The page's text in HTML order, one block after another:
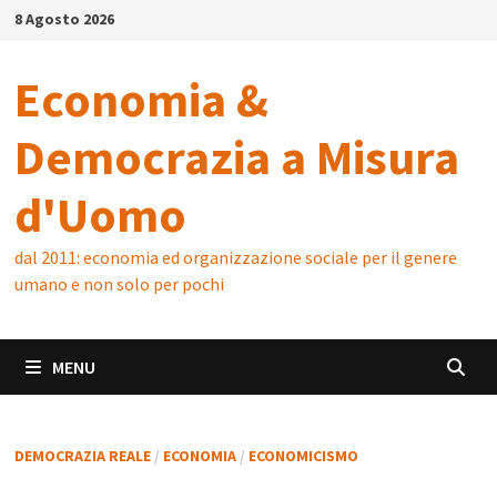
Skip8 Agosto 2026
Economia &
Democrazia a Misura
d'Uomo
dal 2011: economia ed organizzazione sociale per il genere
umano e non solo per pochi
MENU
DEMOCRAZIA REALE/ ECONOMIA/ ECONOMICISMO